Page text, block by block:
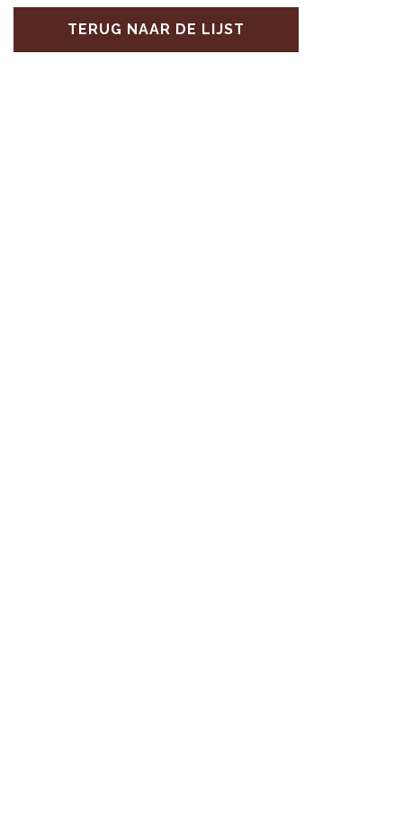
TERUG NAAR DE LIJST